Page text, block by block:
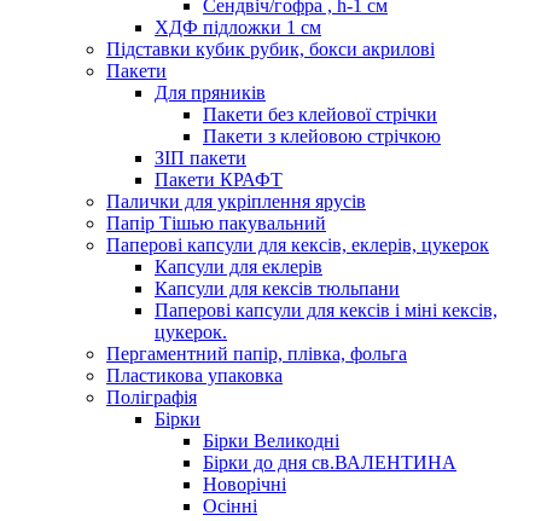
Сендвіч/гофра , h-1 см
ХДФ підложки 1 см
Підставки кубик рубик, бокси акрилові
Пакети
Для пряників
Пакети без клейової стрічки
Пакети з клейовою стрічкою
ЗІП пакети
Пакети КРАФТ
Палички для укріплення ярусів
Папір Тішью пакувальний
Паперові капсули для кексів, еклерів, цукерок
Капсули для еклерів
Капсули для кексів тюльпани
Паперові капсули для кексів і міні кексів,
цукерок.
Пергаментний папір, плівка, фольга
Пластикова упаковка
Поліграфія
Бірки
Бірки Великодні
Бірки до дня св.ВАЛЕНТИНА
Новорічні
Осінні